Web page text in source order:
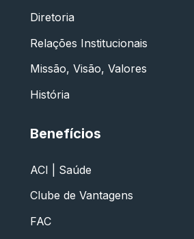
Diretoria
Relações Institucionais
Missão, Visão, Valores
História
Benefícios
ACI | Saúde
Clube de Vantagens
FAC